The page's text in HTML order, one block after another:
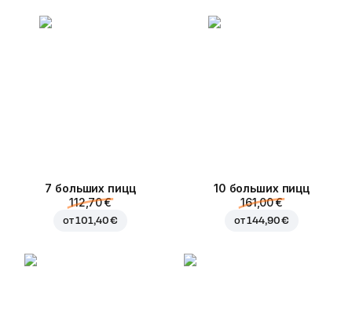
7 больших пицц
112,70 €
от101,40 €
10 больших пицц
161,00 €
от144,90 €